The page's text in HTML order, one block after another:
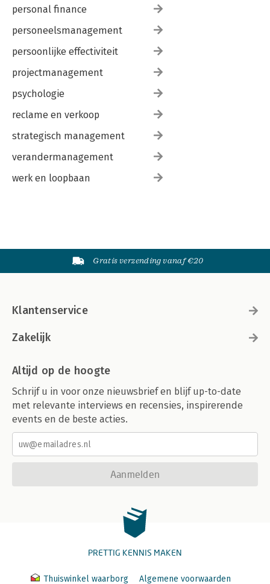
personal finance
personeelsmanagement
persoonlijke effectiviteit
projectmanagement
psychologie
reclame en verkoop
strategisch management
verandermanagement
werk en loopbaan
Gratis verzending vanaf €20
Klantenservice
Zakelijk
Altijd op de hoogte
Schrijf u in voor onze nieuwsbrief en blijf up-to-date
met relevante interviews en recensies, inspirerende
events en de beste acties.
Aanmelden
PRETTIG KENNIS MAKEN
Thuiswinkel waarborg Algemene voorwaarden